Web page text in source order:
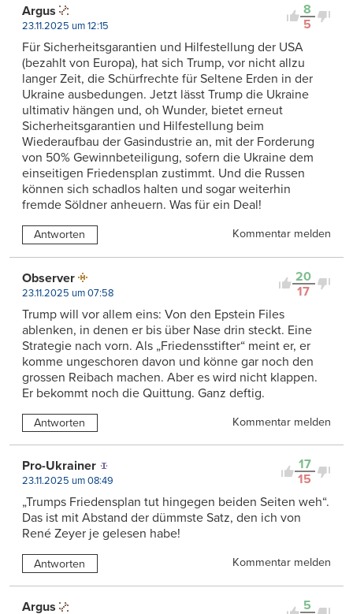
8
5
Argus
23.11.2025 um 12:15
Für Sicherheitsgarantien und Hilfestellung der USA
(bezahlt von Europa), hat sich Trump, vor nicht allzu
langer Zeit, die Schürfrechte für Seltene Erden in der
Ukraine ausbedungen. Jetzt lässt Trump die Ukraine
ultimativ hängen und, oh Wunder, bietet erneut
Sicherheitsgarantien und Hilfestellung beim
Wiederaufbau der Gasindustrie an, mit der Forderung
von 50% Gewinnbeteiligung, sofern die Ukraine dem
einseitigen Friedensplan zustimmt. Und die Russen
können sich schadlos halten und sogar weiterhin
fremde Söldner anheuern. Was für ein Deal!
Antworten Kommentar melden
20
17
Observer
23.11.2025 um 07:58
Trump will vor allem eins: Von den Epstein Files
ablenken, in denen er bis über Nase drin steckt. Eine
Strategie nach vorn. Als „Friedensstifter“ meint er, er
komme ungeschoren davon und könne gar noch den
grossen Reibach machen. Aber es wird nicht klappen.
Er bekommt noch die Quittung. Ganz deftig.
Antworten Kommentar melden
17
15
Pro-Ukrainer
23.11.2025 um 08:49
„Trumps Friedensplan tut hingegen beiden Seiten weh“.
Das ist mit Abstand der dümmste Satz, den ich von
René Zeyer je gelesen habe!
Antworten Kommentar melden
5
Argus